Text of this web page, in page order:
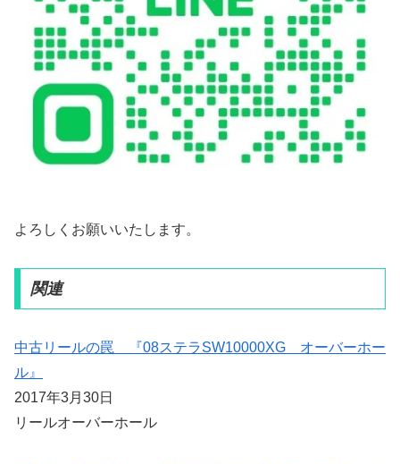
よろしくお願いいたします。
関連
中古リールの罠 『08ステラSW10000XG オーバーホー
ル』
2017年3月30日
リールオーバーホール